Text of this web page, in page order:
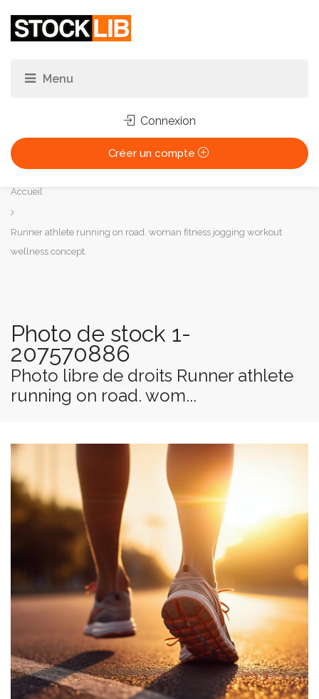
Connexion
Créer un compte
Vous
êtes
ici :
Accueil
Runner athlete running on road. woman fitness jogging workout
wellness concept.
Photo de stock 1-
207570886
Photo libre de droits Runner athlete
running on road. wom...